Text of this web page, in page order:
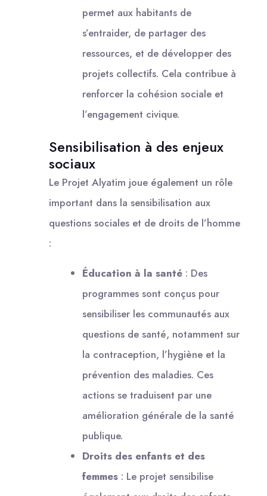
permet aux habitants de
s’entraider, de partager des
ressources, et de développer des
projets collectifs. Cela contribue à
renforcer la cohésion sociale et
l’engagement civique.
Sensibilisation à des enjeux
sociaux
Le Projet Alyatim joue également un rôle
important dans la sensibilisation aux
questions sociales et de droits de l’homme
:
Éducation à la santé : Des
programmes sont conçus pour
sensibiliser les communautés aux
questions de santé, notamment sur
la contraception, l’hygiène et la
prévention des maladies. Ces
actions se traduisent par une
amélioration générale de la santé
publique.
Droits des enfants et des
femmes : Le projet sensibilise